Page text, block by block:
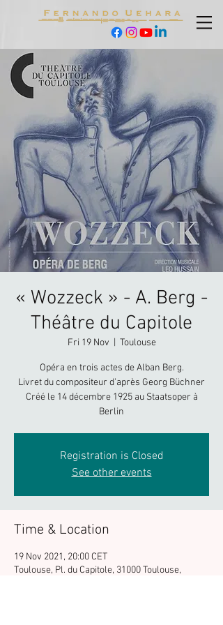
« Wozzeck » - A. Berg -
Théâtre du Capitole
Fri 19 Nov Toulouse
Opéra en trois actes de Alban Berg.
Livret du compositeur d’après Georg Büchner
Créé le 14 décembre 1925 au Staatsoper à
Berlin
Registration is Closed
See other events
Time & Location
19 Nov 2021, 20:00 CET
Toulouse, Pl. du Capitole, 31000 Toulouse,